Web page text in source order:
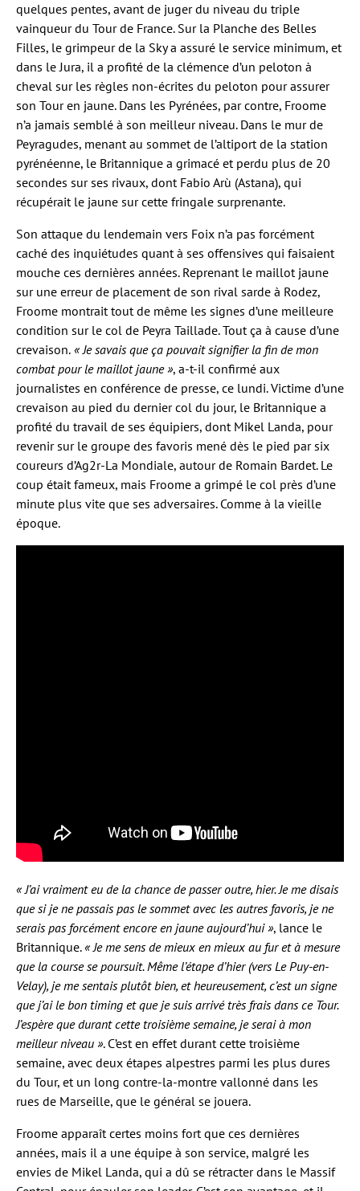
quelques pentes, avant de juger du niveau du triple
vainqueur du Tour de France. Sur la Planche des Belles
Filles, le grimpeur de la Sky a assuré le service minimum, et
dans le Jura, il a profité de la clémence d’un peloton à
cheval sur les règles non-écrites du peloton pour assurer
son Tour en jaune. Dans les Pyrénées, par contre, Froome
n’a jamais semblé à son meilleur niveau. Dans le mur de
Peyragudes, menant au sommet de l’altiport de la station
pyrénéenne, le Britannique a grimacé et perdu plus de 20
secondes sur ses rivaux, dont Fabio Arù (Astana), qui
récupérait le jaune sur cette fringale surprenante.
Son attaque du lendemain vers Foix n’a pas forcément
caché des inquiétudes quant à ses offensives qui faisaient
mouche ces dernières années. Reprenant le maillot jaune
sur une erreur de placement de son rival sarde à Rodez,
Froome montrait tout de même les signes d’une meilleure
condition sur le col de Peyra Taillade. Tout ça à cause d’une
crevaison. « Je savais que ça pouvait signifier la fin de mon
combat pour le maillot jaune », a-t-il confirmé aux
journalistes en conférence de presse, ce lundi. Victime d’une
crevaison au pied du dernier col du jour, le Britannique a
profité du travail de ses équipiers, dont Mikel Landa, pour
revenir sur le groupe des favoris mené dès le pied par six
coureurs d’Ag2r-La Mondiale, autour de Romain Bardet. Le
coup était fameux, mais Froome a grimpé le col près d’une
minute plus vite que ses adversaires. Comme à la vieille
époque.
« J’ai vraiment eu de la chance de passer outre, hier. Je me disais
que si je ne passais pas le sommet avec les autres favoris, je ne
serais pas forcément encore en jaune aujourd’hui », lance le
Britannique.« Je me sens de mieux en mieux au fur et à mesure
que la course se poursuit. Même l’étape d’hier (vers Le Puy-en-
Velay), je me sentais plutôt bien, et heureusement, c’est un signe
que j’ai le bon timing et que je suis arrivé très frais dans ce Tour.
J’espère que durant cette troisième semaine, je serai à mon
meilleur niveau ». C’est en effet durant cette troisième
semaine, avec deux étapes alpestres parmi les plus dures
du Tour, et un long contre-la-montre vallonné dans les
rues de Marseille, que le général se jouera.
Froome apparaît certes moins fort que ces dernières
années, mais il a une équipe à son service, malgré les
envies de Mikel Landa, qui a dû se rétracter dans le Massif